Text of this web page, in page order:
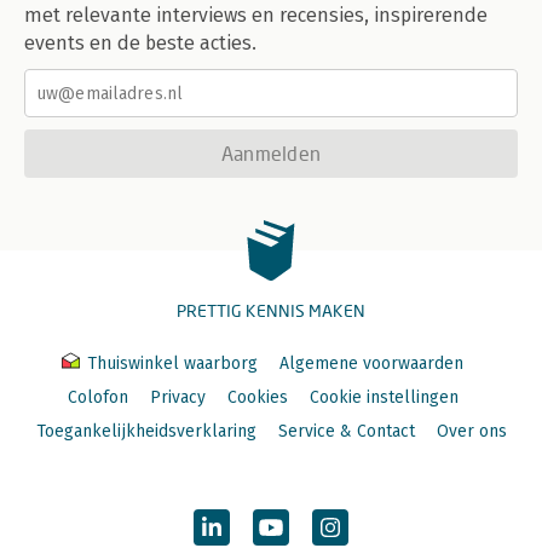
met relevante interviews en recensies, inspirerende
events en de beste acties.
Aanmelden
PRETTIG KENNIS MAKEN
Thuiswinkel waarborg
Algemene voorwaarden
Colofon
Privacy Cookies
Cookie instellingen
Toegankelijkheidsverklaring
Service & Contact Over ons